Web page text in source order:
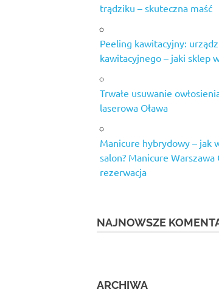
trądziku – skuteczna maść
Peeling kawitacyjny:
kawitacyjnego – jaki sklep
Trwałe usuwanie
laserowa Oława
Manicure hybrydowy – jak
salon? Manicure
rezerwacja
NAJNOWSZE
ARCHIWA